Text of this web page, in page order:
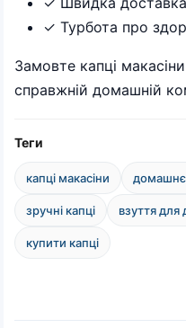
✓ Турбота про
Замовте капці
справжній домашній
Теги
капці макасіни домашнє
зручні капці взуття для
купити капці